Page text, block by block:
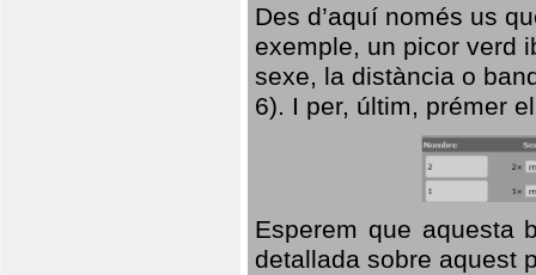
Des d’aquí només us
exemple, un picor verd
sexe, la distància o
6). I per, últim, prémer
Esperem que aquesta
detallada sobre aquest